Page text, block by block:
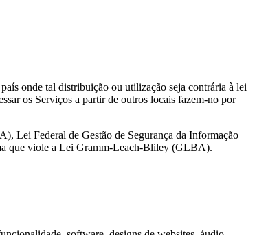
onde tal distribuição ou utilização seja contrária à lei
os Serviços a partir de outros locais fazem-no por
Lei Federal de Gestão de Segurança da Informação
que viole a Lei Gramm-Leach-Bliley (GLBA).